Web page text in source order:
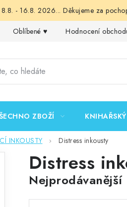
- 16.8. 2026... Děkujeme za
Oblíbené ♥️ Hodnocení
ZBOŽÍ
INKOUSTY Distress inkousty
Distress
Nejprodávanější